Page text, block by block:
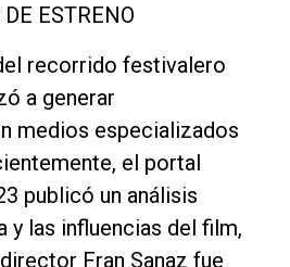
ESTRENO
recorrido festivalero
a generar
medios especializados
el portal
publicó un análisis
y las influencias del film,
Fran Sanaz fue